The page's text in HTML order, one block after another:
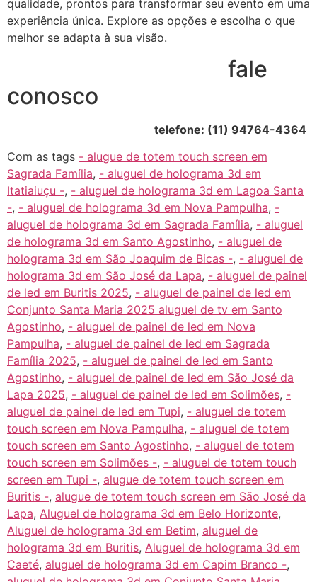
qualidade, prontos para transformar seu evento em uma
experiência única. Explore as opções e escolha o que
melhor se adapta à sua visão.
fale
conosco
telefone: (11) 94764-4364
Com as tags - alugue de totem touch screen em
Sagrada Família, - aluguel de holograma 3d em
Itatiaiuçu -, - aluguel de holograma 3d em Lagoa Santa
-, - aluguel de holograma 3d em Nova Pampulha, -
aluguel de holograma 3d em Sagrada Família, - aluguel
de holograma 3d em Santo Agostinho, - aluguel de
holograma 3d em São Joaquim de Bicas -, - aluguel de
holograma 3d em São José da Lapa, - aluguel de painel
de led em Buritis 2025, - aluguel de painel de led em
Conjunto Santa Maria 2025 aluguel de tv em Santo
Agostinho, - aluguel de painel de led em Nova
Pampulha, - aluguel de painel de led em Sagrada
Família 2025, - aluguel de painel de led em Santo
Agostinho, - aluguel de painel de led em São José da
Lapa 2025, - aluguel de painel de led em Solimões, -
aluguel de painel de led em Tupi, - aluguel de totem
touch screen em Nova Pampulha, - aluguel de totem
touch screen em Santo Agostinho, - aluguel de totem
touch screen em Solimões -, - aluguel de totem touch
screen em Tupi -, alugue de totem touch screen em
Buritis -, alugue de totem touch screen em São José da
Lapa, Aluguel de holograma 3d em Belo Horizonte,
Aluguel de holograma 3d em Betim, aluguel de
holograma 3d em Buritis, Aluguel de holograma 3d em
Caeté, aluguel de holograma 3d em Capim Branco -,